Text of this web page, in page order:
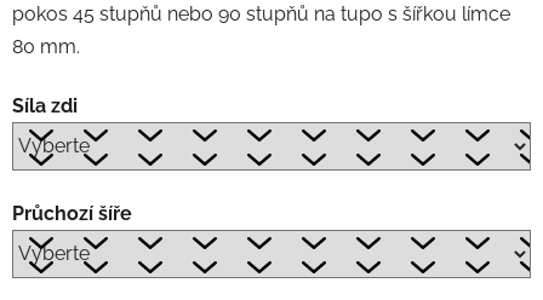
pokos 45 stupňů nebo 90 stupňů na tupo s šířkou límce
80 mm.
Síla zdi
Průchozí šíře